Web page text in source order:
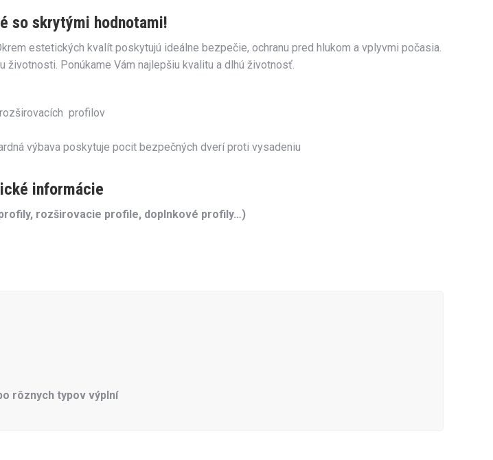
so skrytými hodnotami!
estetických kvalít poskytujú ideálne bezpečie, ochranu pred hlukom a vplyvmi počasia.
Ponúkame Vám najlepšiu kvalitu a dlhú životnosť.
profilov
výbava poskytuje pocit bezpečných dverí proti vysadeniu
informácie
rozširovacie profile, doplnkové profily…)
rôznych typov výplní